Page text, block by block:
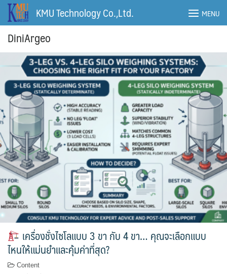
Skip
KMU Technology Co.,Ltd. MENU
DiniArgeo
เครื่องชั่งไซโลแบบ 3 ขา กับ 4 ขา… คุณจะเลือกแบบ
ไหนให้แม่นยำและคุ้มค่าที่สุด?
Content